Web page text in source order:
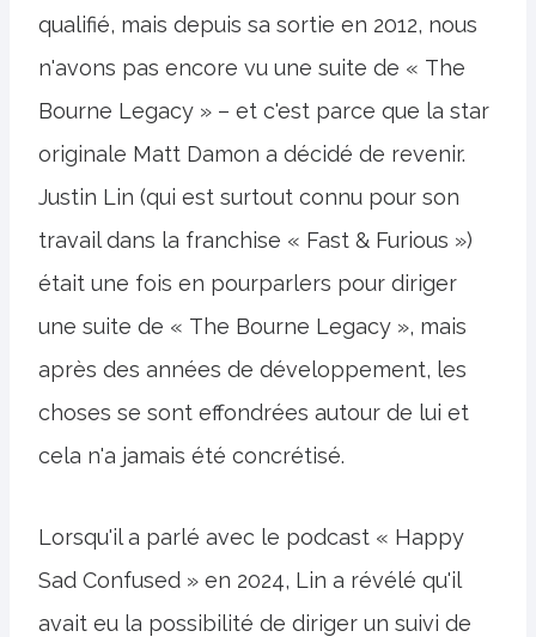
qualifié, mais depuis sa sortie en 2012, nous
n'avons pas encore vu une suite de « The
Bourne Legacy » – et c'est parce que la star
originale Matt Damon a décidé de revenir.
Justin Lin (qui est surtout connu pour son
travail dans la franchise « Fast & Furious »)
était une fois en pourparlers pour diriger
une suite de « The Bourne Legacy », mais
après des années de développement, les
choses se sont effondrées autour de lui et
cela n'a jamais été concrétisé.
Lorsqu'il a parlé avec le podcast « Happy
Sad Confused » en 2024, Lin a révélé qu'il
avait eu la possibilité de diriger un suivi de